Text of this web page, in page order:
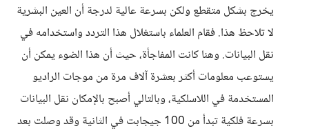
يخرج بشكل متقطع ولكن بسرعة عالية لدرجة أن العين البشرية
لا تلاحظ هذا. فقام العلماء باستغلال هذا التردد واستخدامه في
نقل البيانات. وهنا كانت المفاجأة، حيث أن هذا الضوء يمكن أن
يستوعب معلومات أكثر بعشرة آلاف مرة من موجات الراديو
المستخدمة في اللاسلكية، وبالتالي أصبح بالإمكان نقل البيانات
بسرعة فلكية تبدأ من 100 جيجابت في الثانية وقد وصلت بعد